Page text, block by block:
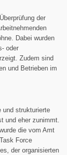
der
Dabei wurden
oder
Zudem sind
und Betrieben im
und strukturierte
und eher zunimmt.
die vom Amt
Force
der organisierten